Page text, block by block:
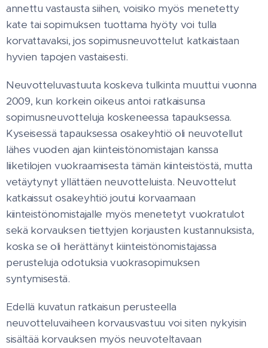
annettu vastausta siihen, voisiko myös menetetty
kate tai sopimuksen tuottama hyöty voi tulla
korvattavaksi, jos sopimusneuvottelut katkaistaan
hyvien tapojen vastaisesti.
Neuvotteluvastuuta koskeva tulkinta muuttui vuonna
2009, kun korkein oikeus antoi ratkaisunsa
sopimusneuvotteluja koskeneessa tapauksessa.
Kyseisessä tapauksessa osakeyhtiö oli neuvotellut
lähes vuoden ajan kiinteistönomistajan kanssa
liiketilojen vuokraamisesta tämän kiinteistöstä, mutta
vetäytynyt yllättäen neuvotteluista. Neuvottelut
katkaissut osakeyhtiö joutui korvaamaan
kiinteistönomistajalle myös menetetyt vuokratulot
sekä korvauksen tiettyjen korjausten kustannuksista,
koska se oli herättänyt kiinteistönomistajassa
perusteluja odotuksia vuokrasopimuksen
syntymisestä.
Edellä kuvatun ratkaisun perusteella
neuvotteluvaiheen korvausvastuu voi siten nykyisin
sisältää korvauksen myös neuvoteltavaan